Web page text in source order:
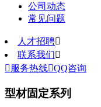
公司动态
常见问题
人才招聘
联系我们
 服务热线QQ咨询
型材固定系列